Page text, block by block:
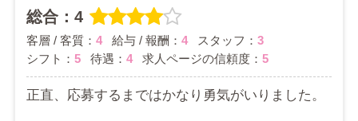
いお店だと思います。
2026/07/08
総合：4
客層 / 客質： 4 給与 / 報酬： 4 スタッフ： 3
シフト： 5 待遇： 4 求人ページの信頼度： 5
正直、応募するまではかなり勇気がいりました。